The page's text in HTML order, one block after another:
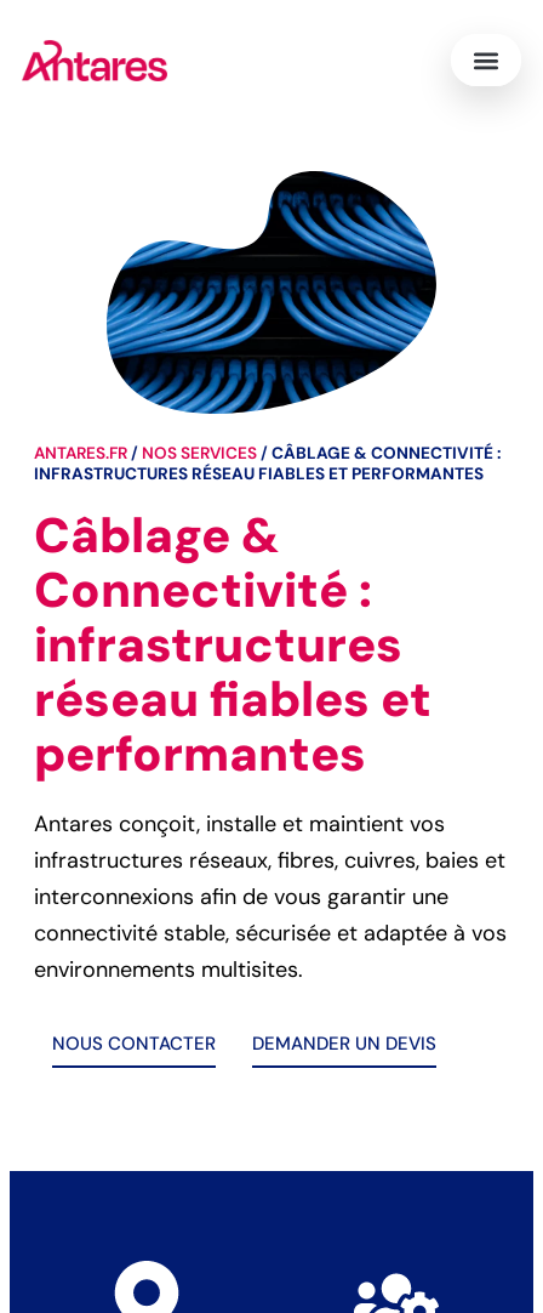
ANTARES.FR/ NOS SERVICES/CÂBLAGE & CONNECTIVITÉ :
INFRASTRUCTURES RÉSEAU FIABLES ET PERFORMANTES
Câblage &
Connectivité :
infrastructures
réseau fiables et
performantes
Antares conçoit, installe et maintient vos
infrastructures réseaux, fibres, cuivres, baies et
interconnexions afin de vous garantir une
connectivité stable, sécurisée et adaptée à vos
environnements multisites.
NOUS CONTACTER DEMANDER UN DEVIS